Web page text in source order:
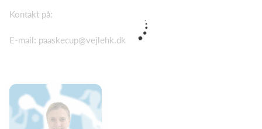
Kontakt på:
E-mail: paaskecup@vejlehk.dk